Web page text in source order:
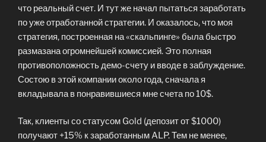
что реальный счет. И тут же начал пытаться заработать
по уже отработанной стратегии. И оказалось, что моя
стратегия, построенная на «скальпинге» была быстро
размазана огромнейшей комиссией. Это полная
противоположность демо-счету и вводе в заблуждение.
Состою в этой компании около года, сначала я
вкладывала в понравившиеся мне счета по 10$.
Так, клиенты со статусом Gold (депозит от $1000)
получают +15% к заработанным ALP. Тем не менее,